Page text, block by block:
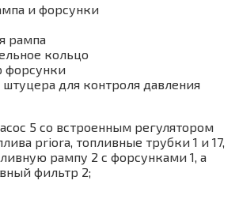
и форсунки
рампа
кольцо
форсунки
штуцера для контроля давления
5 со встроенным регулятором
priora, топливные трубки 1 и 17,
рампу 2 с форсунками 1, а
фильтр 2;